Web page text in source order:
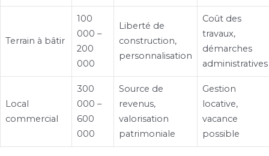
Terrain à bâtir
100
000 –
200
000
Liberté de
construction,
personnalisation
Coût des
travaux,
démarches
administratives
Local
commercial
300
000 –
600
000
Source de
revenus,
valorisation
patrimoniale
Gestion
locative,
vacance
possible